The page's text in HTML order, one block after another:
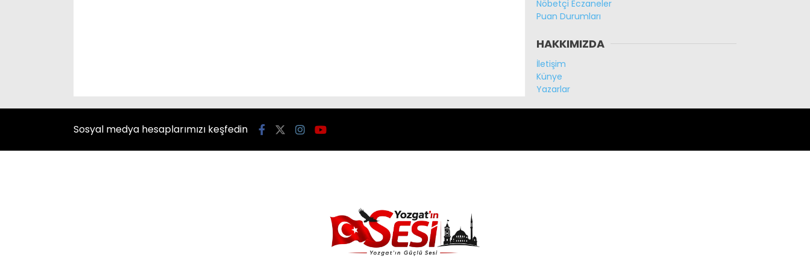
Nöbetçi Eczaneler
Puan Durumları
HAKKIMIZDA
İletişim
Künye
Yazarlar
Sosyal medya hesaplarımızı keşfedin